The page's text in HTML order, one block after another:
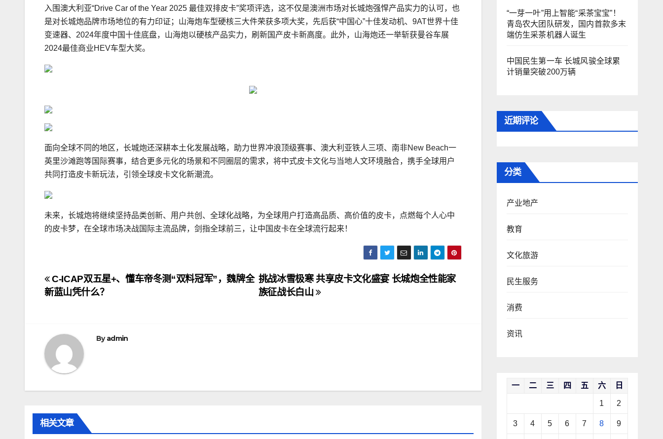
入围澳大利亚“Drive Car of the Year 2025 最佳双排皮卡”奖项评选，这不仅是澳洲市场对长城炮强悍产品实力的认可，也
是对长城炮品牌市场地位的有力印证；山海炮车型硬核三大件荣获多项大奖，先后获“中国心”十佳发动机、9AT世界十佳
变速器、2024年度中国十佳底盘，山海炮以硬核产品实力，刷新国产皮卡新高度。此外，山海炮还一举斩获曼谷车展
2024最佳商业HEV车型大奖。
面向全球不同的地区，长城炮还深耕本土化发展战略，助力世界冲浪顶级赛事、澳大利亚铁人三项、南非New Beach一
英里沙滩跑等国际赛事，结合更多元化的场景和不同圈层的需求，将中式皮卡文化与当地人文环境融合，携手全球用户
共同打造皮卡新玩法，引领全球皮卡文化新潮流。
未来，长城炮将继续坚持品类创新、用户共创、全球化战略，为全球用户打造高品质、高价值的皮卡，点燃每个人心中
的皮卡梦，在全球市场决战国际主流品牌，剑指全球前三，让中国皮卡在全球流行起来！
文
章
航
挑战冰雪极寒 共享皮卡文化盛宴 长城炮全性能家
族征战长白山
C-ICAP双五星+、懂车帝冬测“双料冠军”，魏牌全
新蓝山凭什么？
Byadmin
相关文章
“一芽一叶”用上智能“采茶宝宝”！
青岛农大团队研发，国内首款多末
端仿生采茶机器人诞生
中国民生第一车 长城风骏全球累
计销量突破200万辆
近期评论
分类
产业地产
教育
文化旅游
民生服务
消费
资讯
一 二 三 四 五 六 日
1 2
3 4 5 6 7 8 9